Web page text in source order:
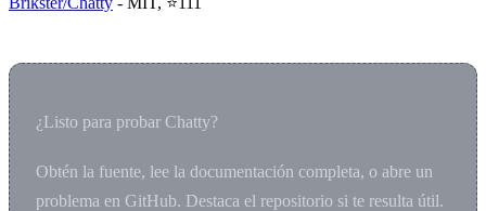
¿Listo para probar Chatty?
Obtén la fuente, lee la documentación completa, o abre un
problema en GitHub. Destaca el repositorio si te resulta útil.